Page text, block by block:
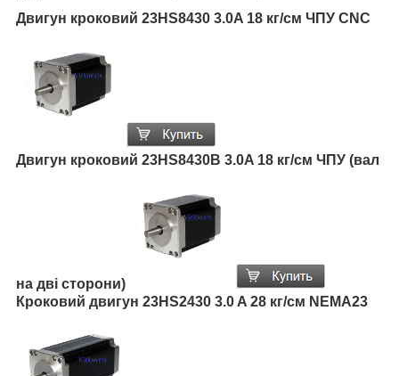
Двигун кроковий 23HS8430 3.0A 18 кг/см ЧПУ CNC
Двигун кроковий 23HS8430B 3.0A 18 кг/см ЧПУ (вал
на дві сторони)
Кроковий двигун 23HS2430 3.0 A 28 кг/см NEMA23